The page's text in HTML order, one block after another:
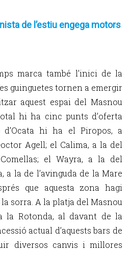
de l’estiu engega motors
marca també l’inici de la
guinguetes tornen a emergir
aquest espai del Masnou
hi ha cinc punts d’oferta
hi ha el Piropos, a
Agell; el Calima, a la del
el Wayra, a la del
la de l’avinguda de la Mare
que aquesta zona hagi
sorra. A la platja del Masnou
la Rotonda, al davant de la
actual d’aquests bars de
diversos canvis i millores